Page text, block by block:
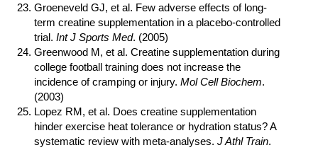
Groeneveld GJ, et al. Few adverse effects of long-
term creatine supplementation in a placebo-controlled
trial. Int J Sports Med. (2005)
Greenwood M, et al. Creatine supplementation during
college football training does not increase the
incidence of cramping or injury. Mol Cell Biochem.
(2003)
Lopez RM, et al. Does creatine supplementation
hinder exercise heat tolerance or hydration status? A
systematic review with meta-analyses. J Athl Train.